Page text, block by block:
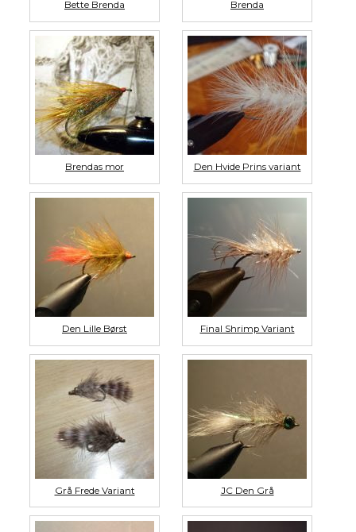
Bette Brenda Brenda
Brendas mor Den Hvide Prins variant
Den Lille Børst Final Shrimp Variant
Grå Frede Variant JC Den Grå